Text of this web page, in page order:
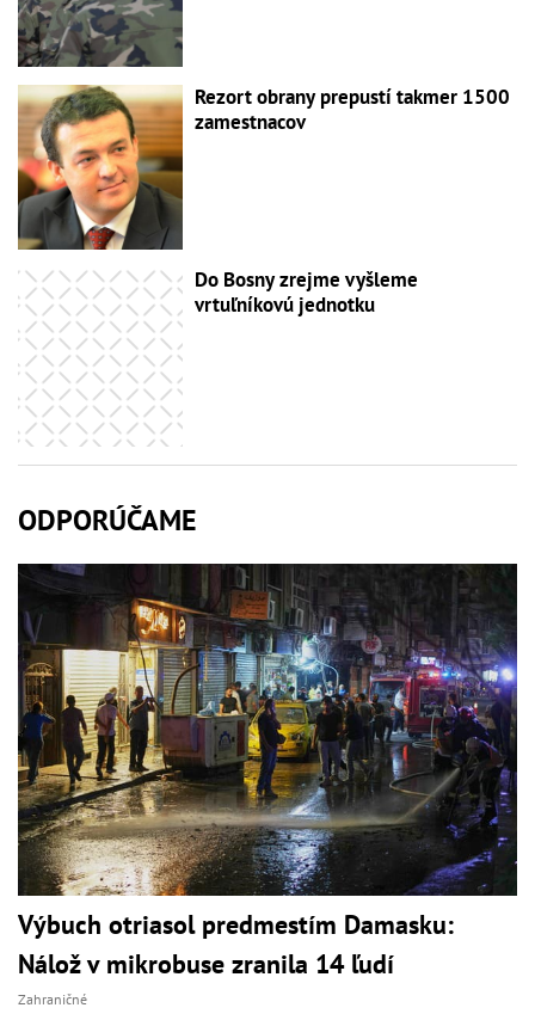
Rezort obrany prepustí takmer 1500
zamestnacov
Do Bosny zrejme vyšleme
vrtuľníkovú jednotku
ODPORÚČAME
Výbuch otriasol predmestím Damasku:
Nálož v mikrobuse zranila 14 ľudí
Zahraničné